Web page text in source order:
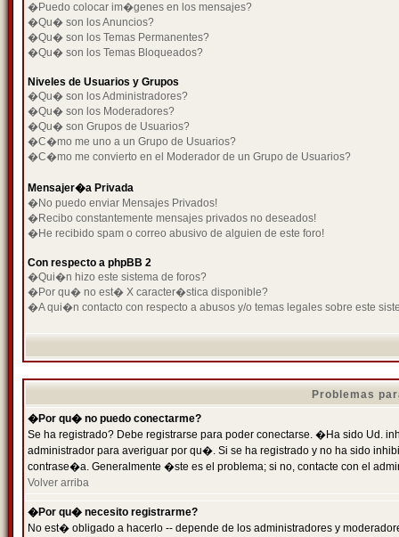
�Puedo colocar im�genes en los mensajes?
�Qu� son los Anuncios?
�Qu� son los Temas Permanentes?
�Qu� son los Temas Bloqueados?
Niveles de Usuarios y Grupos
�Qu� son los Administradores?
�Qu� son los Moderadores?
�Qu� son Grupos de Usuarios?
�C�mo me uno a un Grupo de Usuarios?
�C�mo me convierto en el Moderador de un Grupo de Usuarios?
Mensajer�a Privada
�No puedo enviar Mensajes Privados!
�Recibo constantemente mensajes privados no deseados!
�He recibido spam o correo abusivo de alguien de este foro!
Con respecto a phpBB 2
�Qui�n hizo este sistema de foros?
�Por qu� no est� X caracter�stica disponible?
�A qui�n contacto con respecto a abusos y/o temas legales sobre este
Problemas
�Por qu� no puedo conectarme?
Se ha registrado? Debe registrarse para poder conectarse. �Ha sido Ud.
administrador para averiguar por qu�. Si se ha registrado y no ha sido
contrase�a. Generalmente �ste es el problema; si no, contacte con el
Volver arriba
�Por qu� necesito registrarme?
No est� obligado a hacerlo -- depende de los administradores y